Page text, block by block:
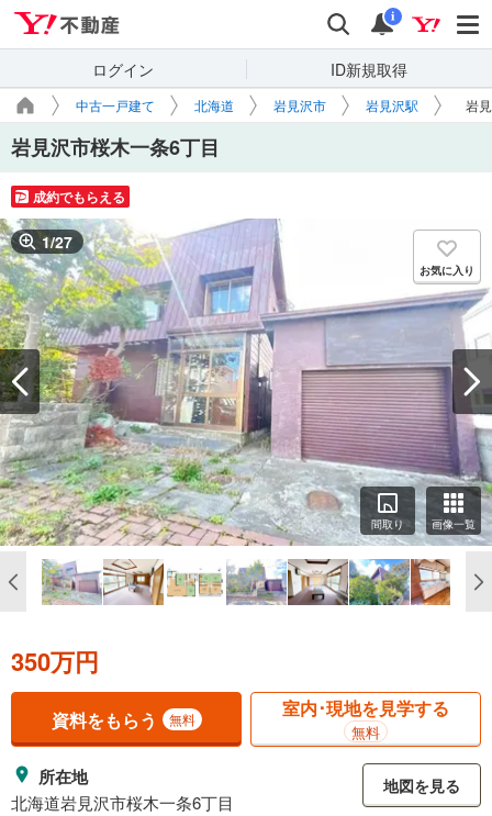
検索 通知
i
ログイン ID新規取得
中古一戸建て 北海道 岩見沢市 岩見沢駅 岩
岩見沢市桜木一条6丁目
成約でもらえる
1/27
お気に入り
間取り 画像一覧
350万円
資料をもらう 無料 室内･現地を見学する
無料
所在地
北海道岩見沢市桜木一条6丁目
地図を見る